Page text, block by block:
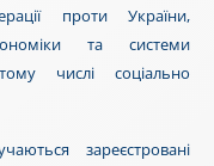
проти України,
та системи
числі соціально
зареєстровані